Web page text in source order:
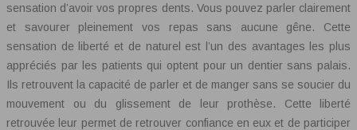
sensation d’avoir vos propres dents. Vous pouvez parler clairement
et savourer pleinement vos repas sans aucune gêne. Cette
sensation de liberté et de naturel est l’un des avantages les plus
appréciés par les patients qui optent pour un dentier sans palais.
Ils retrouvent la capacité de parler et de manger sans se soucier du
mouvement ou du glissement de leur prothèse. Cette liberté
retrouvée leur permet de retrouver confiance en eux et de participer